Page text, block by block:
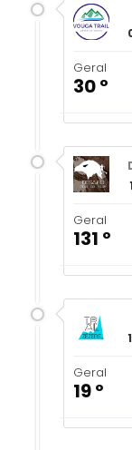
Geral
30 º
Geral
131 º
Geral
19 º